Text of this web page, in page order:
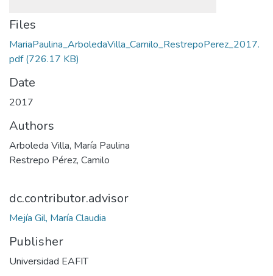
Files
MariaPaulina_ArboledaVilla_Camilo_RestrepoPerez_2017.
pdf(726.17 KB)
Date
2017
Authors
Arboleda Villa, María Paulina
Restrepo Pérez, Camilo
dc.contributor.advisor
Mejía Gil, María Claudia
Publisher
Universidad EAFIT